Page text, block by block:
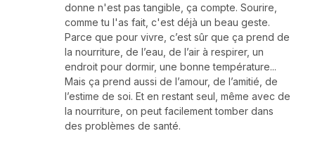
donne n'est pas tangible, ça compte. Sourire,
comme tu l'as fait, c'est déjà un beau geste.
Parce que pour vivre, c’est sûr que ça prend de
la nourriture, de l’eau, de l’air à respirer, un
endroit pour dormir, une bonne température...
Mais ça prend aussi de l’amour, de l’amitié, de
l’estime de soi. Et en restant seul, même avec de
la nourriture, on peut facilement tomber dans
des problèmes de santé.